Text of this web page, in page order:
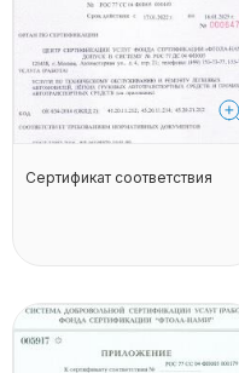
Сертификат соответствия